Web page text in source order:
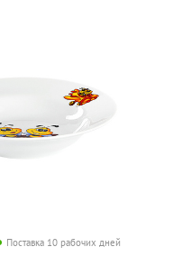
Поставка 10 рабочих дней